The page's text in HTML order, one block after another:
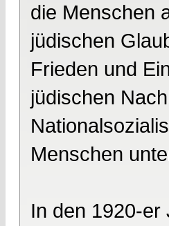
die Menschen
jüdischen
Frieden und
jüdischen
Menschen
In den 1920-er